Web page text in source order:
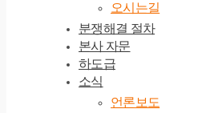
오시는길
분쟁해결 절차
본사 자문
하도급
소식
언론보도